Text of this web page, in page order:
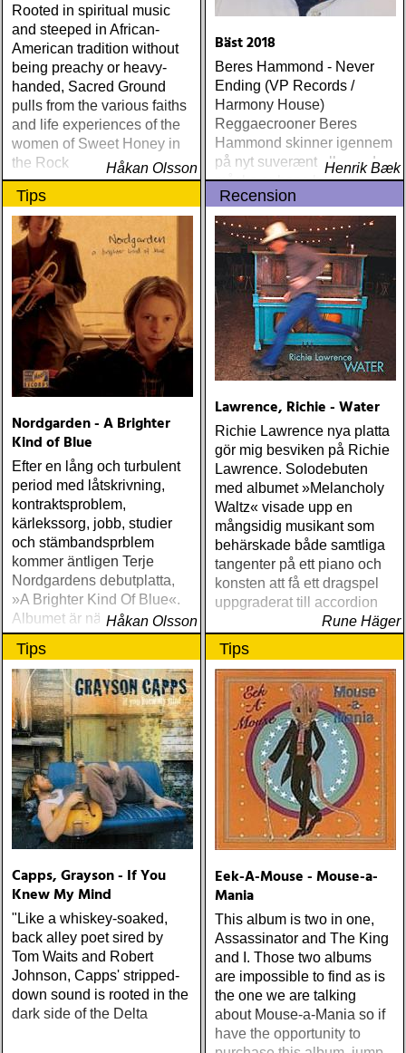
Rooted in spiritual music
and steeped in African-
American tradition without
being preachy or heavy-
handed, Sacred Ground
pulls from the various faiths
and life experiences of the
women of Sweet Honey in
the Rock
Håkan Olsson
Bäst 2018
Beres Hammond - Never
Ending (VP Records /
Harmony House)
Reggaecrooner Beres
Hammond skinner igennem
på nyt suverænt album, der
måske er hans bedste
gennem tiderne
Henrik Bæk
Tips
Nordgarden - A Brighter
Kind of Blue
Efter en lång och turbulent
period med låtskrivning,
kontraktsproblem,
kärlekssorg, jobb, studier
och stämbandsprblem
kommer äntligen Terje
Nordgardens debutplatta,
»A Brighter Kind Of Blue«.
Albumet är nära, enkelt och
ärligt och handlar om
upplevelser och historier
från en ung mans liv
Håkan Olsson
Recension
Lawrence, Richie - Water
Richie Lawrence nya platta
gör mig besviken på Richie
Lawrence. Solodebuten
med albumet »Melancholy
Waltz« visade upp en
mångsidig musikant som
behärskade både samtliga
tangenter på ett piano och
konsten att få ett dragspel
uppgraderat till accordion
Rune Häger
Tips
Capps, Grayson - If You
Knew My Mind
"Like a whiskey-soaked,
back alley poet sired by
Tom Waits and Robert
Johnson, Capps' stripped-
down sound is rooted in the
dark side of the Delta
Tips
Eek-A-Mouse - Mouse-a-
Mania
This album is two in one,
Assassinator and The King
and I. Those two albums
are impossible to find as is
the one we are talking
about Mouse-a-Mania so if
have the opportunity to